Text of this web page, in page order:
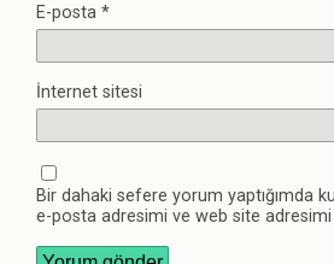
E-posta *
İnternet sitesi
Bir dahaki sefere yorum yaptığımda
e-posta adresimi ve web site adresimi